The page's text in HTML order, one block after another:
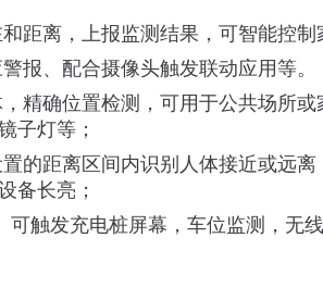
距离，上报监测结果，可智能控制
报、配合摄像头触发联动应用等。
精确位置检测，可用于公共场所或
子灯等；
的距离区间内识别人体接近或远
备长亮；
可触发充电桩屏幕，车位监测，无